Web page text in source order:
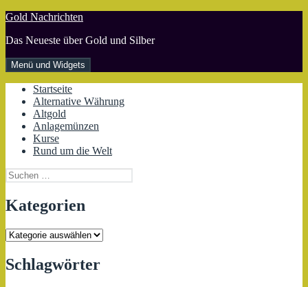
Zum
springen
Gold Nachrichten
Das Neueste über Gold und Silber
Menü und Widgets
Startseite
Alternative Währung
Altgold
Anlagemünzen
Kurse
Rund um die Welt
Suchen
nach:
Kategorien
Kategorien
Schlagwörter